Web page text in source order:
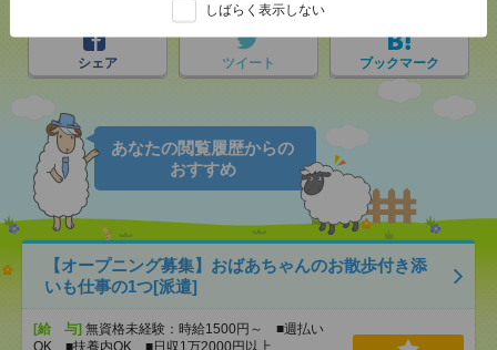
しばらく表示しない
シェア ツイート ブックマーク
あなたの閲覧履歴からの
おすすめ
【オープニング募集】おばあちゃんのお散歩付き添
いも仕事の1つ[派遣]
[給 与] 無資格未経験：時給1500円～ ■週払い
OK ■扶養内OK ■日収1万2000円以上